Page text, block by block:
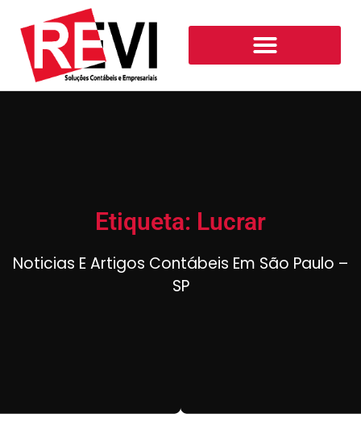
Etiqueta: Lucrar
Noticias E Artigos Contábeis Em São Paulo –
SP